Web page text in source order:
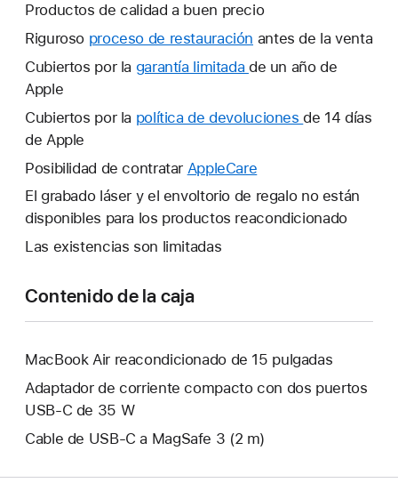
Productos de calidad a buen precio
Riguroso proceso de restauración antes de la venta
Cubiertos por la garantía limitada Se
una
de un año de
Apple
Cubiertos por la política de devoluciones Se
nueva.
de 14 días
de Apple
Posibilidad de contratar AppleCare
abrirá
una
El grabado láser y el envoltorio de regalo no están
disponibles para los productos reacondicionado
Las existencias son limitadas
Contenido de la caja
MacBook Air reacondicionado de 15 pulgadas
Adaptador de corriente compacto con dos puertos
USB‑C de 35 W
Cable de USB‑C a MagSafe 3 (2 m)